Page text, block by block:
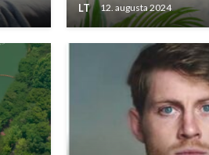
LT 12. augusta 2024